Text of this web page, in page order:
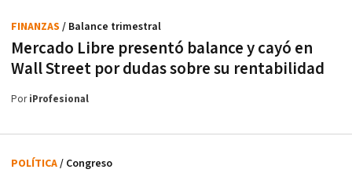
Mercado Libre presentó balance y cayó en
Wall Street por dudas sobre su rentabilidad
FINANZAS / Balance trimestral
PoriProfesional
POLÍTICA/ Congreso